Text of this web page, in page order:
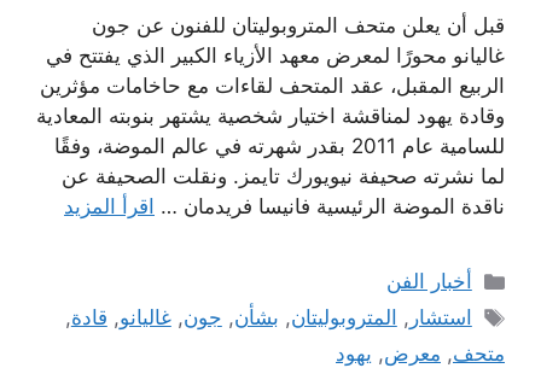
قبل أن يعلن متحف المتروبوليتان للفنون عن جون
غاليانو محورًا لمعرض معهد الأزياء الكبير الذي يفتتح في
الربيع المقبل، عقد المتحف لقاءات مع حاخامات مؤثرين
وقادة يهود لمناقشة اختيار شخصية يشتهر بنوبته المعادية
للسامية عام 2011 بقدر شهرته في عالم الموضة، وفقًا
لما نشرته صحيفة نيويورك تايمز. ونقلت الصحيفة عن
ناقدة الموضة الرئيسية فانيسا فريدمان … اقرأ المزيد
التصنيفات
أخبار الفن
الوسوم
استشار , المتروبوليتان, بشأن, جون,غاليانو, قادة,
متحف, معرض, يهود